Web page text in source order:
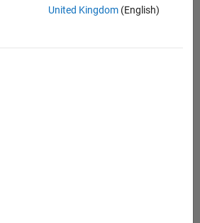
Engineer
United Kingdom(English)